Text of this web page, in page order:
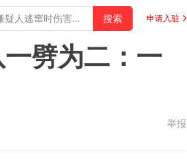
申请入驻
劈为二：一
举报